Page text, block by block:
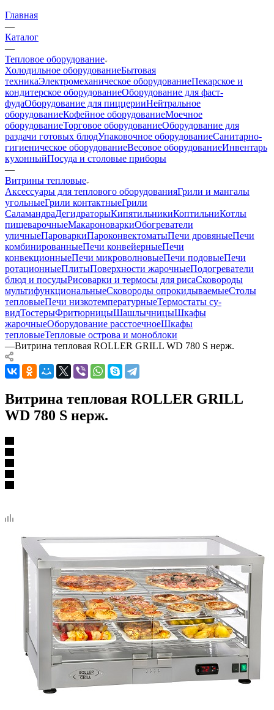
Главная
—
Каталог
—
Тепловое оборудование
Холодильное оборудованиеБытовая
техникаЭлектромеханическое оборудованиеПекарское и
кондитерское оборудованиеОборудование для фаст-
фудаОборудование для пиццерииНейтральное
оборудованиеКофейное оборудованиеМоечное
оборудованиеТорговое оборудованиеОборудование для
раздачи готовых блюдУпаковочное оборудованиеСанитарно-
гигиеническое оборудованиеВесовое оборудованиеИнвентарь
кухонныйПосуда и столовые приборы
—
Витрины тепловые
Аксессуары для теплового оборудованияГрили и мангалы
угольныеГрили контактныеГрили
СаламандраДегидраторыКипятильникиКоптильниКотлы
пищеварочныеМакароноваркиОбогреватели
уличныеПароваркиПароконвектоматыПечи дровяныеПечи
комбинированныеПечи конвейерныеПечи
конвекционныеПечи микроволновыеПечи подовыеПечи
ротационныеПлитыПоверхности жарочныеПодогреватели
блюд и посудыРисоварки и термосы для рисаСковороды
мультифункциональныеСковороды опрокидываемыеСтолы
тепловыеПечи низкотемпературныеТермостаты су-
видТостерыФритюрницыШашлычницыШкафы
жарочныеОборудование расстоечноеШкафы
тепловыеТепловые острова и моноблоки
—Витрина тепловая ROLLER GRILL WD 780 S нерж.
Витрина тепловая ROLLER GRILL
WD 780 S нерж.